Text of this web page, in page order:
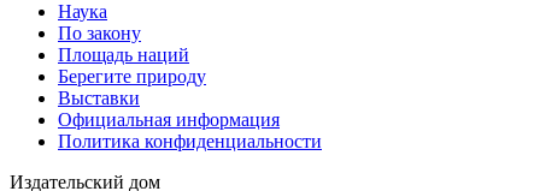
Наука
По закону
Площадь наций
Берегите природу
Выставки
Официальная информация
Политика конфиденциальности
Издательский дом